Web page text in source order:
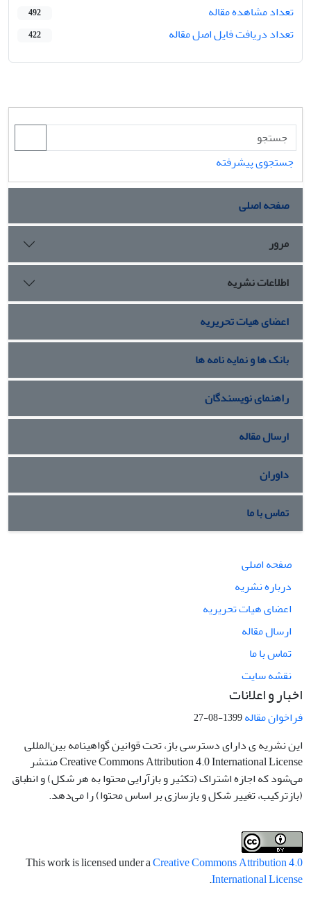
تعداد مشاهده مقاله
492
تعداد دریافت فایل اصل مقاله 422
جستجوی پیشرفته
صفحه اصلی
مرور
اطلاعات نشریه
اعضای هیات تحریریه
بانک ها و نمایه نامه ها
راهنمای نویسندگان
ارسال مقاله
داوران
تماس با ما
صفحه اصلی
درباره نشریه
اعضای هیات تحریریه
ارسال مقاله
تماس با ما
نقشه سایت
اخبار و اعلانات
فراخوان مقاله1399-08-27
این نشریه ی دارای دسترسی باز، تحت قوانین گواهینامه بین‌المللی
Creative Commons Attribution 4.0 International License منتشر
می‌شود که اجازه اشتراک (تکثیر و بازآرایی محتوا به هر شکل) و انطباق
(بازترکیب، تغییر شکل و بازسازی بر اساس محتوا) را می‌دهد.
This work is licensed under aCreative Commons Attribution 4.0
International License
.